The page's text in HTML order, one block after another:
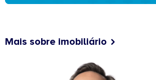
Mais sobre imobiliário